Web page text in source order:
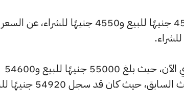
وشهد سعر عيار 14 ارتفاعًا بقيمة 5 جنيهًا ليبلغ 4585 جنيهًا للبيع و4550 جنيهًا للشراء، عن السعر
كما شهد سعر الجنيه الذهب ارتفاعًا بالسوق المصري الآن، حيث بلغ 55000 جنيهًا للبيع و54600
جنيهًا للشراء، مرتفعًا بمقدار 80 جنيهات عن التحديث السابق،